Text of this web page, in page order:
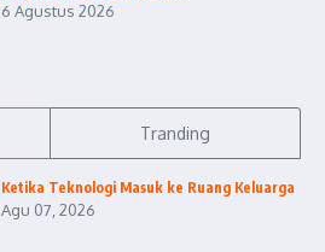
6 Agustus 2026
Tranding
Ketika Teknologi Masuk ke Ruang Keluarga
Agu 07, 2026